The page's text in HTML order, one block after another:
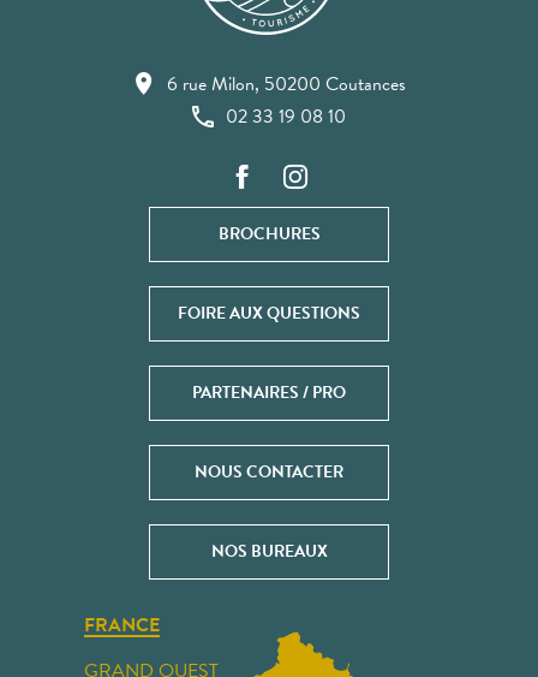
6 rue Milon, 50200 Coutances
02 33 19 08 10
BROCHURES
FOIRE AUX QUESTIONS
PARTENAIRES / PRO
NOUS CONTACTER
NOS BUREAUX
FRANCE
GRAND OUEST